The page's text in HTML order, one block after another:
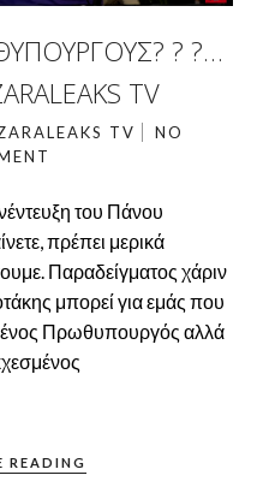
? ?…
TV
TV
NO
του Πάνου
πρέπει μερικά
Παραδείγματος χάριν
μπορεί για εμάς που
Πρωθυπουργός αλλά
READING